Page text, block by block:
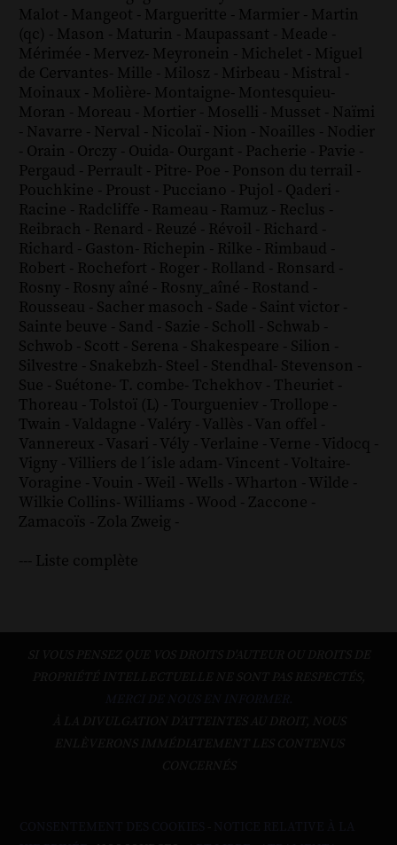
Malot - Mangeot - Margueritte - Marmier - Martin
(qc) - Mason - Maturin - Maupassant - Meade -
Mérimée - Mervez- Meyronein - Michelet - Miguel
de Cervantes- Mille - Milosz - Mirbeau - Mistral -
Moinaux - Molière- Montaigne- Montesquieu-
Moran - Moreau - Mortier - Moselli - Musset - Naïmi
- Navarre - Nerval - Nicolaï - Nion - Noailles - Nodier
- Orain - Orczy - Ouida- Ourgant - Pacherie - Pavie -
Pergaud - Perrault - Pitre- Poe - Ponson du terrail -
Pouchkine - Proust - Pucciano - Pujol - Qaderi -
Racine - Radcliffe - Rameau - Ramuz - Reclus -
Reibrach - Renard - Reuzé - Révoil - Richard -
Richard - Gaston- Richepin - Rilke - Rimbaud -
Robert - Rochefort - Roger - Rolland - Ronsard -
Rosny - Rosny aîné - Rosny_aîné - Rostand -
Rousseau - Sacher masoch - Sade - Saint victor -
Sainte beuve - Sand - Sazie - Scholl - Schwab -
Schwob - Scott - Serena - Shakespeare - Silion -
Silvestre - Snakebzh- Steel - Stendhal- Stevenson -
Sue - Suétone- T. combe- Tchekhov - Theuriet -
Thoreau - Tolstoï (L) - Tourgueniev - Trollope -
Twain - Valdagne - Valéry - Vallès - Van offel -
Vannereux - Vasari - Vély - Verlaine - Verne - Vidocq -
Vigny - Villiers de l´isle adam- Vincent - Voltaire-
Voragine - Vouin - Weil - Wells - Wharton - Wilde -
Wilkie Collins- Williams - Wood - Zaccone -
Zamacoïs - Zola Zweig -
--- Liste complète